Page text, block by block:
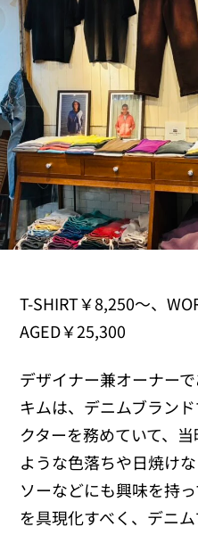
T-SHIRT￥8,250～、
AGED￥25,300
デザイナー兼オーナー
キムは、デニムブラン
クターを務めていて、
ような色落ちや日焼け
ソーなどにも興味を持
を具現化すべく、デニ